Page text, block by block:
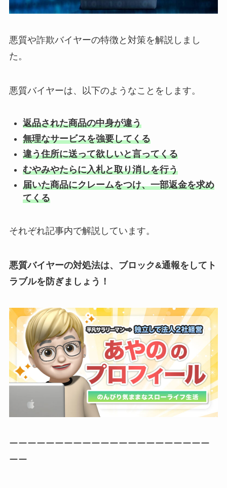
悪質や詐欺バイヤーの特徴と対策を解説しまし
た。
悪質バイヤーは、以下のようなことをします。
返品された商品の中身が違う
無理なサービスを強要してくる
違う住所に送って欲しいと言ってくる
むやみやたらに入札と取り消しを行う
届いた商品にクレームをつけ、一部返金を求め
てくる
それぞれ記事内で解説しています。
悪質バイヤーの対処法は、ブロック&通報をしてト
ラブルを防ぎましょう！
ーーーーーーーーーーーーーーーーーーーーーー
ーー